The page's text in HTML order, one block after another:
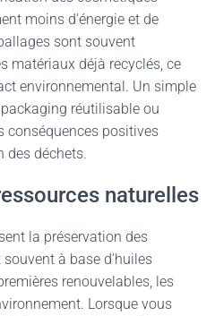
moins d’énergie et de
sont souvent
matériaux déjà recyclés, ce
environnemental. Un simple
réutilisable ou
conséquences positives
des déchets.
naturelles
la préservation des
à base d’huiles
renouvelables, les
Lorsque vous